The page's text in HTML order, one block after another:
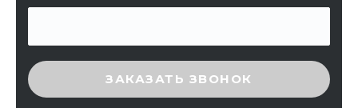
ВВЕДИТЕ ПРОВЕРОЧНЫЙ КОД
ЗАКАЗАТЬ ЗВОНОК